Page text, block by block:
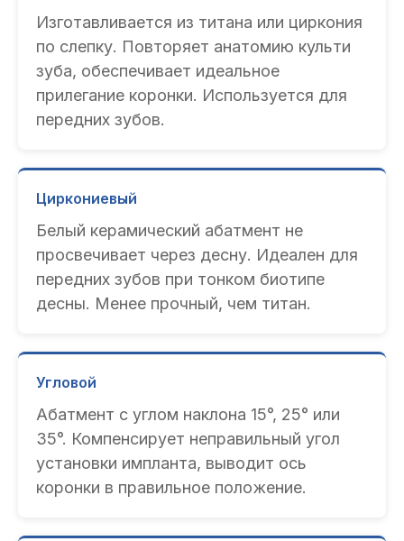
Изготавливается из титана или циркония
по слепку. Повторяет анатомию культи
зуба, обеспечивает идеальное
прилегание коронки. Используется для
передних зубов.
Циркониевый
Белый керамический абатмент не
просвечивает через десну. Идеален для
передних зубов при тонком биотипе
десны. Менее прочный, чем титан.
Угловой
Абатмент с углом наклона 15°, 25° или
35°. Компенсирует неправильный угол
установки импланта, выводит ось
коронки в правильное положение.